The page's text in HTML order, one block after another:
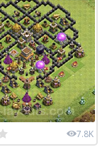
7.8K